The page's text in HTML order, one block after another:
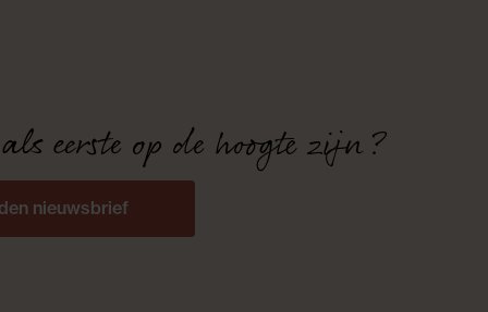
eerste op de hoogte zijn?
nieuwsbrief